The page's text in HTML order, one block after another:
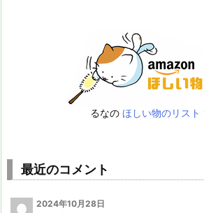
るなの ほしい物のリスト
最近のコメント
2024年10月28日